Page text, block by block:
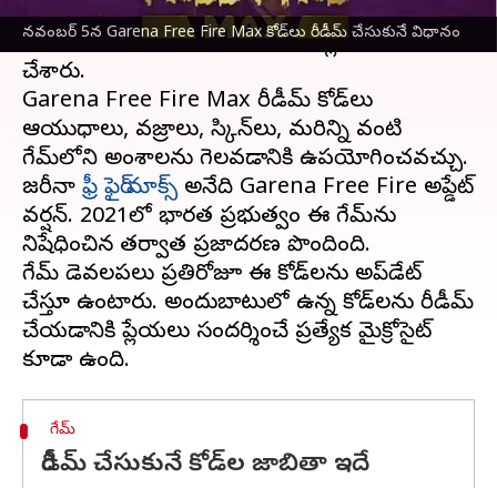
నవంబర్ 5న Garena Free Fire Max కోడ్‌లు రీడీమ్ చేసుకునే విధానం
నవంబర్ 5వ తేదీకి సంబంధించిన Garena Free
Fire Max రీడీమ్ కోడ్‌లను డెవలపర్లు విడుదల
చేశారు.
Garena Free Fire Max రీడీమ్ కోడ్‌లు
ఆయుధాలు, వజ్రాలు, స్కిన్‌లు, మరిన్ని వంటి
గేమ్‌లోని అంశాలను గెలవడానికి ఉపయోగించవచ్చు.
జరీనా ఫ్రీ ఫైర్ మాక్స్ అనేది Garena Free Fire అప్డేట్
వర్షన్. 2021లో భారత ప్రభుత్వం ఈ గేమ్‌ను
నిషేధించిన తర్వాత ప్రజాదరణ పొందింది.
గేమ్ డెవలపర్‌లు ప్రతిరోజూ ఈ కోడ్‌లను అప్‌డేట్
చేస్తూ ఉంటారు. అందుబాటులో ఉన్న కోడ్‌లను రీడీమ్
చేయడానికి ప్లేయర్‌లు సందర్శించే ప్రత్యేక మైక్రోసైట్
గేమ్
రీడీమ్ చేసుకునే కోడ్‌ల జాబితా ఇదే